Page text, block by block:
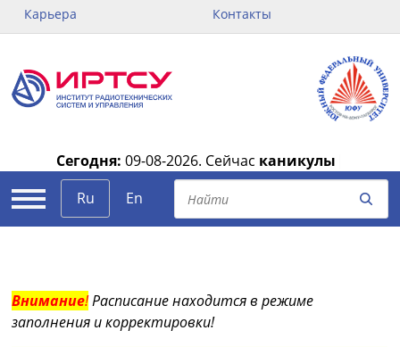
Карьера Контакты
Сегодня: 09-08-2026. Сейчас каникулы
Ru
En
Внимание!Расписание находится в режиме
заполнения и корректировки!